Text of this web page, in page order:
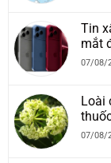
Tin
mắt
07/08/
Loài
07/08/